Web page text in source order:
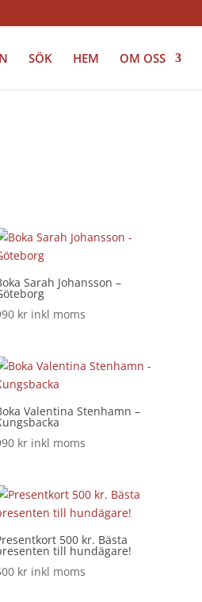
SÖK HEM OM OSS
Sarah Johansson –
kr inkl moms
Valentina Stenhamn –
kr inkl moms
500 kr. Bästa
till hundägare!
kr inkl moms